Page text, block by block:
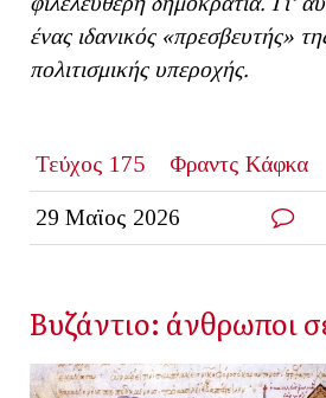
ένας ιδανικός «πρεσβευτής»
πολιτισμικής υπεροχής.
Τεύχος 175
Φραντς Κάφκα
29 Μαϊος 2026
Βυζάντιο: άνθρωποι